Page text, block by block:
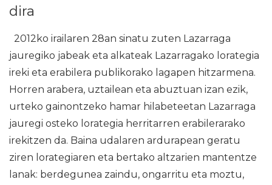
dira
2012ko irailaren 28an sinatu zuten Lazarraga
jauregiko jabeak eta alkateak Lazarragako lorategia
ireki eta erabilera publikorako lagapen hitzarmena.
Horren arabera, uztailean eta abuztuan izan ezik,
urteko gainontzeko hamar hilabeteetan Lazarraga
jauregi osteko lorategia herritarren erabilerarako
irekitzen da. Baina udalaren ardurapean geratu
ziren lorategiaren eta bertako altzarien mantentze
lanak: berdegunea zaindu, ongarritu eta moztu,